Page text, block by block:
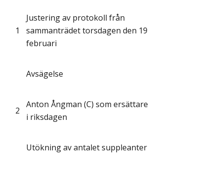
1
Justering av protokoll från
sammanträdet torsdagen den 19
februari
Avsägelse
2
Anton Ångman (C) som ersättare
i riksdagen
Utökning av antalet suppleanter